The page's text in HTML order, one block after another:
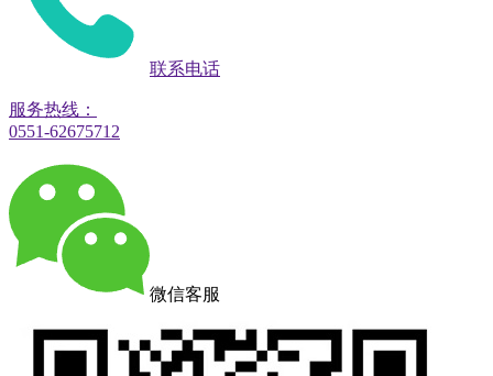
联系电话
服务热线：
0551-62675712
微信客服